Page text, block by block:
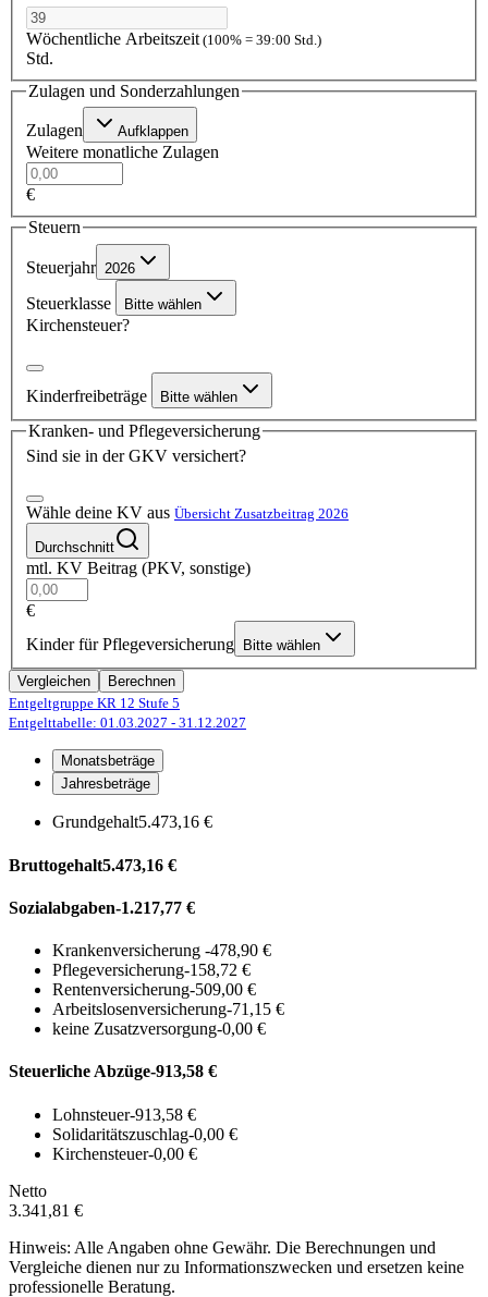
Wöchentliche Arbeitszeit (100% = 39:00 Std.)
Std.
Zulagen und Sonderzahlungen
Zulagen Aufklappen
Weitere monatliche Zulagen
€
Steuern
Steuerjahr 2026
Steuerklasse Bitte wählen
Kirchensteuer?
Kinderfreibeträge Bitte wählen
Kranken- und Pflegeversicherung
Sind sie in der GKV versichert?
Wähle deine KV aus Übersicht Zusatzbeitrag 2026
Durchschnitt
mtl. KV Beitrag (PKV, sonstige)
€
Kinder für Pflegeversicherung
Bitte wählen
Vergleichen
Berechnen
Entgeltgruppe KR 12 Stufe 5
Entgelttabelle: 01.03.2027 - 31.12.2027
Monatsbeträge
Jahresbeträge
Grundgehalt5.473,16 €
Bruttogehalt5.473,16 €
Sozialabgaben-1.217,77 €
Krankenversicherung -478,90 €
Pflegeversicherung-158,72 €
Rentenversicherung-509,00 €
Arbeitslosenversicherung-71,15 €
keine Zusatzversorgung-0,00 €
Steuerliche Abzüge-913,58 €
Lohnsteuer-913,58 €
Solidaritätszuschlag-0,00 €
Kirchensteuer-0,00 €
Netto
3.341,81 €
Hinweis: Alle Angaben ohne Gewähr. Die Berechnungen und
Vergleiche dienen nur zu Informationszwecken und ersetzen keine
professionelle Beratung.